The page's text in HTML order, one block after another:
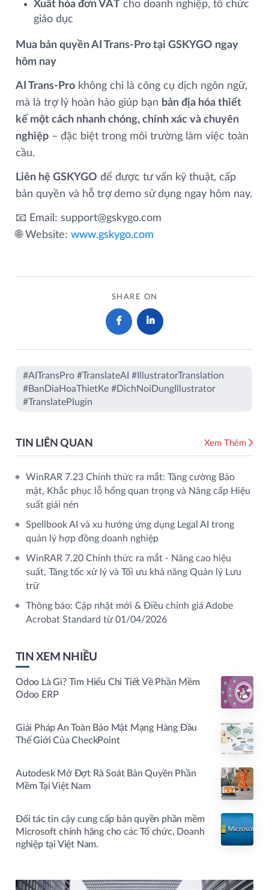
Xuất hóa đơn VAT cho doanh nghiệp, tổ chức
giáo dục
Mua bản quyền AI Trans‑Pro tại GSKYGO ngay
hôm nay
AI Trans‑Pro không chỉ là công cụ dịch ngôn ngữ,
mà là trợ lý hoàn hảo giúp bạn bản địa hóa thiết
kế một cách nhanh chóng, chính xác và chuyên
nghiệp – đặc biệt trong môi trường làm việc toàn
cầu.
Liên hệ GSKYGO để được tư vấn kỹ thuật, cấp
bản quyền và hỗ trợ demo sử dụng ngay hôm nay.
📧 Email: support@gskygo.com
🌐 Website: www.gskygo.com
SHARE ON
#AITransPro #TranslateAI #IllustratorTranslation
#BanDiaHoaThietKe #DichNoiDungIllustrator
#TranslatePlugin
TIN LIÊN QUAN Xem Thêm
WinRAR 7.23 Chính thức ra mắt: Tăng cường Bảo
mật, Khắc phục lỗ hổng quan trọng và Nâng cấp Hiệu
suất giải nén
Spellbook AI và xu hướng ứng dụng Legal AI trong
quản lý hợp đồng doanh nghiệp
WinRAR 7.20 Chính thức ra mắt - Nâng cao hiệu
suất, Tăng tốc xử lý và Tối ưu khả năng Quản lý Lưu
trữ
Thông báo: Cập nhật mới & Điều chỉnh giá Adobe
Acrobat Standard từ 01/04/2026
TIN XEM NHIỀU
Odoo Là Gì? Tìm Hiểu Chi Tiết Về Phần Mềm
Odoo ERP
Giải Pháp An Toàn Bảo Mật Mạng Hàng Đầu
Thế Giới Của CheckPoint
Autodesk Mở Đợt Rà Soát Bản Quyền Phần
Mềm Tại Việt Nam
Đối tác tin cậy cung cấp bản quyền phần mềm
Microsoft chính hãng cho các Tổ chức, Doanh
nghiệp tại Việt Nam.